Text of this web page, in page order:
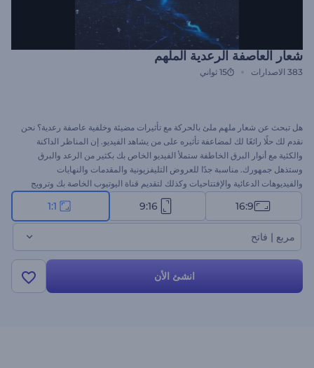
شعار العاصفة الرعدية الملهم
383 الاصدارات 15 ثواني
هل تبحث عن شعار ملهم ملئ بالحركة مع تأثيرات مضيئة وخلفية عاصفة رعدية؟ نحن
نقدم لك حلًا رائعًا لك لمضاعفة تأثيره على من يشاهد الفيديو. إن المناظر الداكنة
والكئية مع أنوار البرق الخاطفة ستملأ الفيديو الخاص بك بكثير من الرعد والبرق
وستذهل جمهورك. مناسبة جدًا للعروض التليفزيونية والمقدمات والنهايات
والفيديوهات الدعائية والإفتتاحيات وكذلك لتقديم قناة اليوتيوب الخاصة بك وترويج
آخر أفكارك. عش الحدث عن طريق رفع شعارك وإضافة النص والموسيقى. سيكون
الفيديو الخاص بك جاهزًا في دقائق قليلة!
16:9
9:16
1:1
مربع | فاتح
انشئ الأن